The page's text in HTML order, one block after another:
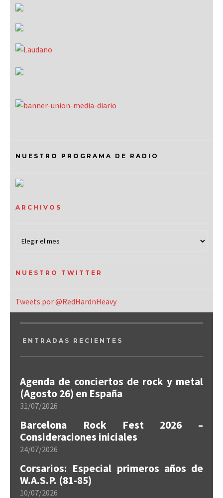
NUESTRO PROGRAMA DE RADIO
ARCHIVOS
NUESTRO TWITTER
Tweets por @RedHardnHeavy
ENTRADAS RECIENTES
Agenda de conciertos de rock y metal
(Agosto 26) en España
31/07/2026
Barcelona Rock Fest 2026 –
Consideraciones iniciales
24/07/2026
Corsarios: Especial primeros años de
W.A.S.P. (81-85)
10/07/2026